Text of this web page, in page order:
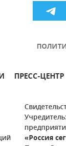
ПРЕСС-ЦЕНТР
«Россия